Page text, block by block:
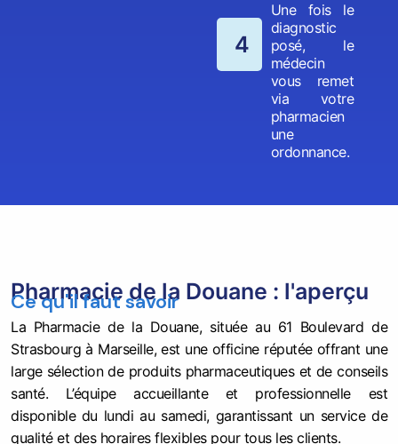
4
Une fois le
diagnostic
posé, le
médecin
vous remet
via votre
pharmacien
une
ordonnance.
Pharmacie de la Douane : l'aperçu
Ce qu'il faut savoir
La Pharmacie de la Douane, située au 61 Boulevard de
Strasbourg à Marseille, est une officine réputée offrant une
large sélection de produits pharmaceutiques et de conseils
santé. L’équipe accueillante et professionnelle est
disponible du lundi au samedi, garantissant un service de
qualité et des horaires flexibles pour tous les clients.